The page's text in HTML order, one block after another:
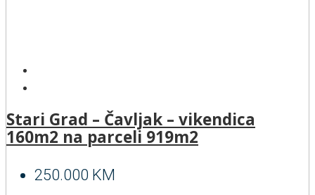
Stari Grad – Čavljak – vikendica
160m2 na parceli 919m2
250.000 KM